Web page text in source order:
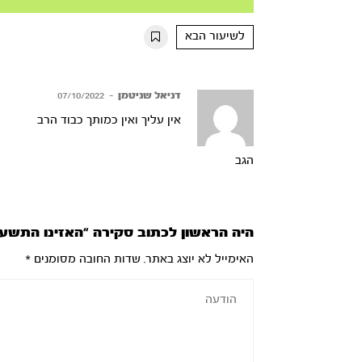
10s
10s
לשיעור הבא
דניאל שניטמן –
07/10/2022
אין עליך ואין כמותך כבוד הרב
הגב
היה הראשון לכתוב סקירה “האזינו
האימייל לא יוצג באתר. שדות החובה מסומנים*